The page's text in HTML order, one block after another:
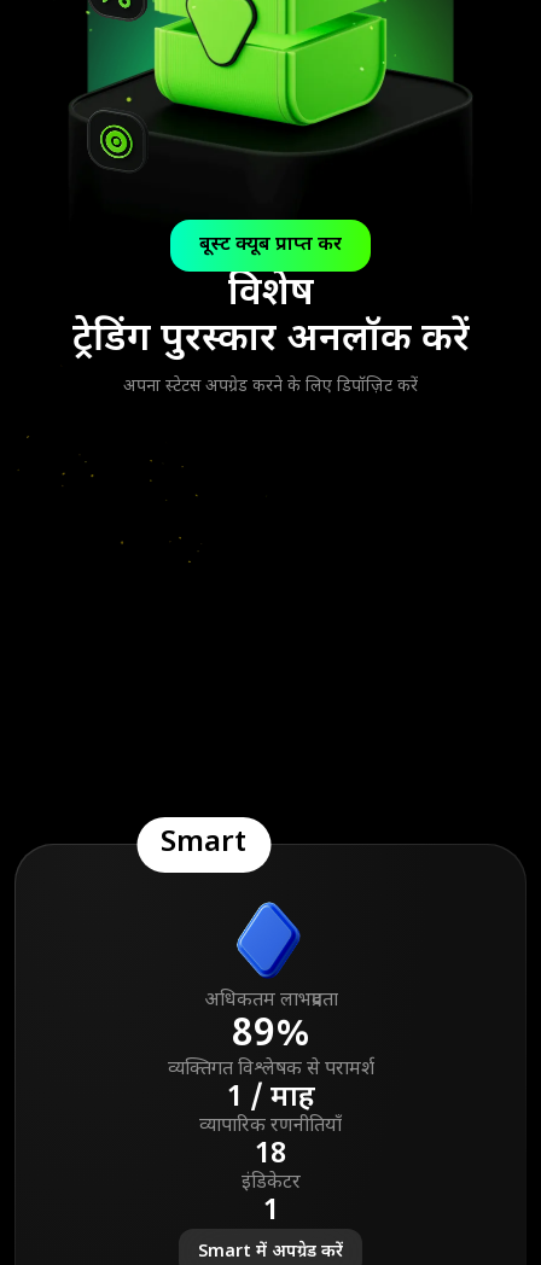
बूस्ट क्यूब प्राप्त करें
विशेष
ट्रेडिंग पुरस्कार अनलॉक करें
अपना स्टेटस अपग्रेड करने के लिए डिपॉज़िट करें
Smart
अधिकतम लाभप्रदता
89%
व्यक्तिगत विश्लेषक से परामर्श
1 / माह
व्यापारिक रणनीतियाँ
18
इंडिकेटर
1
Smart में अपग्रेड करें